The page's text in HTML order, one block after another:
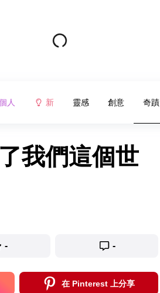
人 新 靈感 創意 奇蹟
我們這個世
- -
在 Pinterest 上分享